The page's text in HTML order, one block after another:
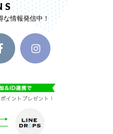
な情報発信中！